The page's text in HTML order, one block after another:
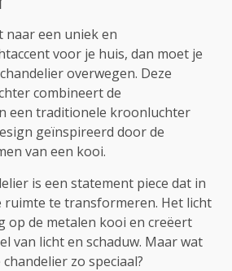
naar een uniek en
voor je huis, dan moet je
overwegen. Deze
combineert de
een traditionele kroonluchter
geïnspireerd door de
van een kooi.
is een statement piece dat in
ruimte te transformeren. Het licht
op de metalen kooi en creëert
van licht en schaduw. Maar wat
zo speciaal?